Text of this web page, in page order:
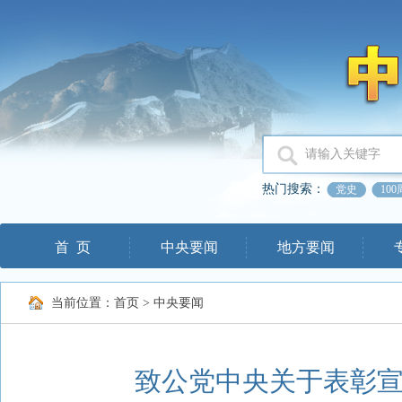
热门搜索： 党史 100
首 页 中央要闻 地方要闻
当前位置： 首页 > 中央要闻
致公党中央关于表彰